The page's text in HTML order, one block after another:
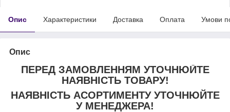
Опис Характеристики Доставка Оплата Умови
Опис
ПЕРЕД ЗАМОВЛЕННЯМ УТОЧНЮЙТЕ
НАЯВНІСТЬ ТОВАРУ!
НАЯВНІСТЬ АСОРТИМЕНТУ УТОЧНЮЙТЕ
У МЕНЕДЖЕРА!